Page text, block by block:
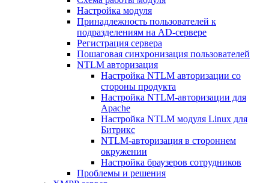
Настройка модуля
Принадлежность пользователей к
подразделениям на AD-сервере
Регистрация сервера
Пошаговая синхронизация пользователей
NTLM авторизация
Настройка NTLM авторизации со
стороны продукта
Настройка NTLM-авторизации для
Apache
Настройка NTLM модуля Linux для
Битрикс
NTLM-авторизация в стороннем
окружении
Настройка браузеров сотрудников
Проблемы и решения